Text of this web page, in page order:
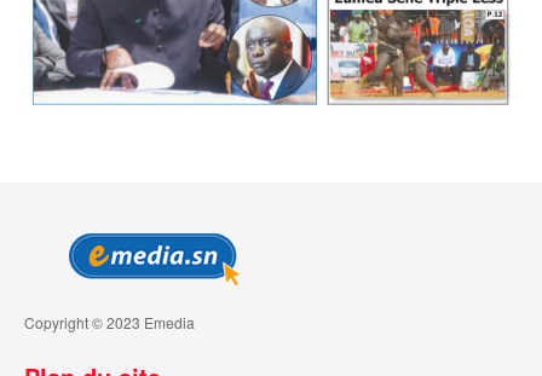
Copyright © 2023 Emedia